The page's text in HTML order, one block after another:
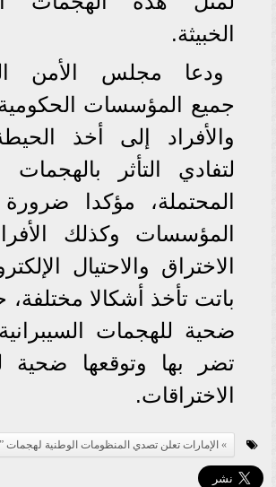
الخبيثة.
ودعا مجلس الأمن
جميع المؤسسات
والأفراد إلى أخذ
لتفادي التأثر بالهجمات
المحتملة، مؤكدا
المؤسسات وكذلك
الاختراق والاحتيال
باتت تأخذ أشكالا مختلفة،
ضحية للهجمات
تضر بها وتوقعها ضحية
الاختراقات.
الإمارات تعلن تصدي المنظومات الوطنية لهجمات